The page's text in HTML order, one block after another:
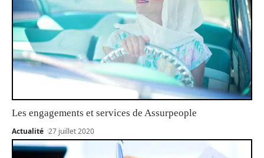
Les engagements et services de Assurpeople
Actualité 27 juillet 2020